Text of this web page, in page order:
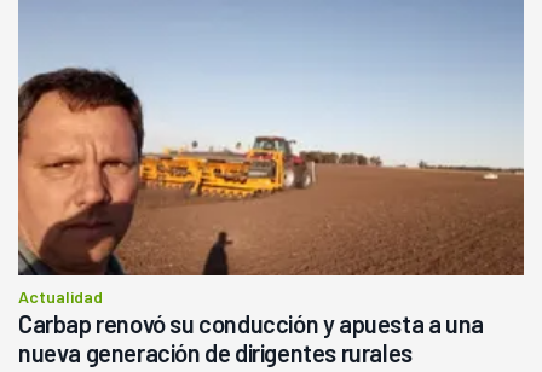
Actualidad
Carbap renovó su conducción y apuesta a una
nueva generación de dirigentes rurales